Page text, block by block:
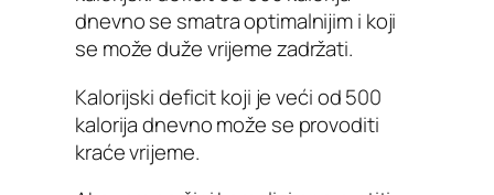
dnevno se smatra optimalnijim i koji
se može duže vrijeme zadržati.
Kalorijski deficit koji je veći od 500
kalorija dnevno može se provoditi
kraće vrijeme.